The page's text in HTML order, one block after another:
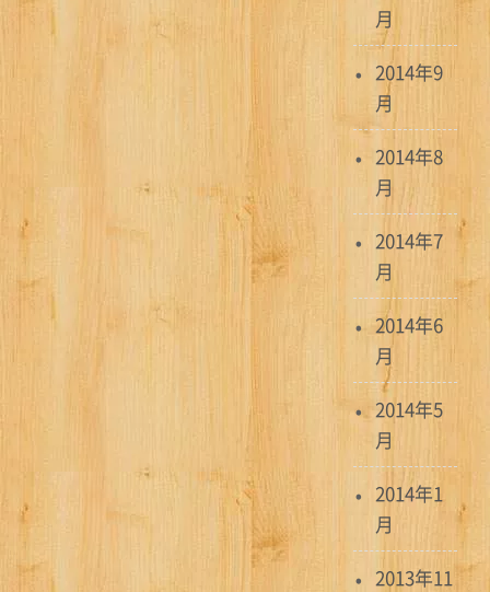
月
2014年9
月
2014年8
月
2014年7
月
2014年6
月
2014年5
月
2014年1
月
2013年11